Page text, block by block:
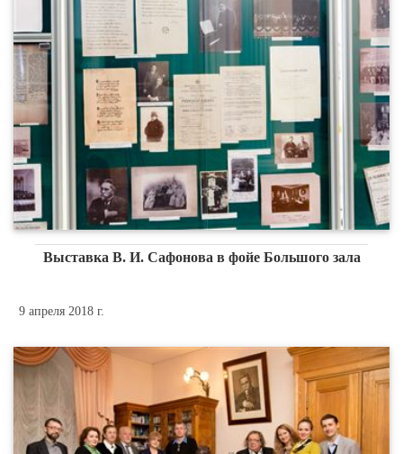
Выставка В. И. Сафонова в фойе Большого зала
9 апреля 2018 г.